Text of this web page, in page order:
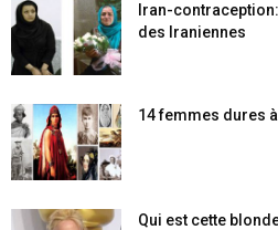
Iran-
des Iraniennes
14 femmes dures
Qui est cette